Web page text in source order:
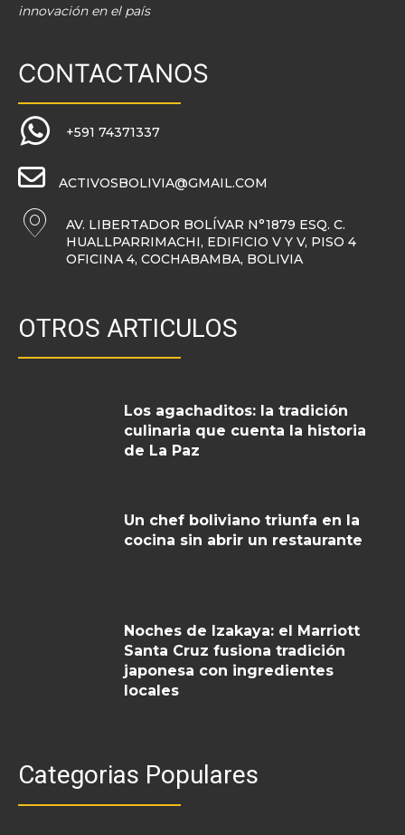
innovación en el país
CONTACTANOS
+591 74371337
ACTIVOSBOLIVIA@GMAIL.COM
AV. LIBERTADOR BOLÍVAR N°1879 ESQ. C.
HUALLPARRIMACHI, EDIFICIO V Y V, PISO 4
OFICINA 4, COCHABAMBA, BOLIVIA
OTROS ARTICULOS
Los agachaditos: la tradición
culinaria que cuenta la historia
de La Paz
Un chef boliviano triunfa en la
cocina sin abrir un restaurante
Noches de Izakaya: el Marriott
Santa Cruz fusiona tradición
japonesa con ingredientes
locales
Categorias Populares